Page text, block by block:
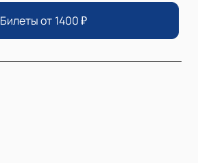
Билеты от 1400₽